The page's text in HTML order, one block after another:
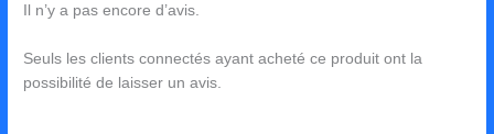
Il n’y a pas encore d’avis.
Seuls les clients connectés ayant acheté ce produit ont la
possibilité de laisser un avis.